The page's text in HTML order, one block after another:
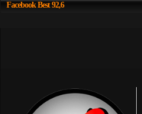
FacebookBest 92,6